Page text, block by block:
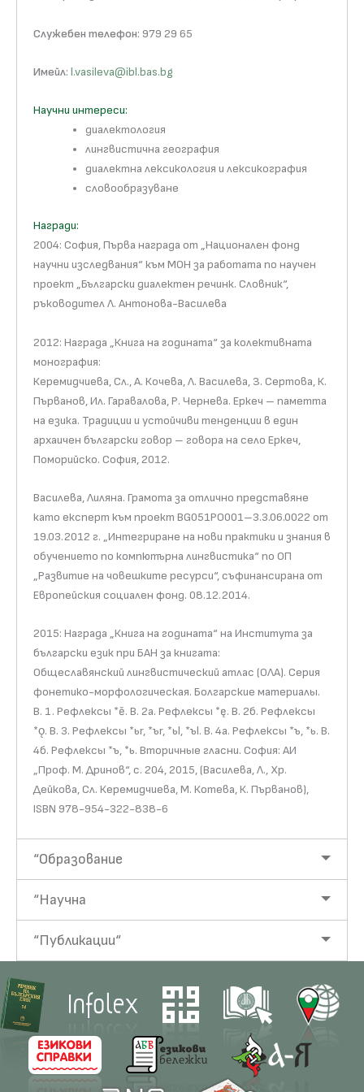
Служебен телефон: 979 29 65
Имейл: l.vasileva@ibl.bas.bg
Научни интереси:
диалектология
лингвистична география
диалектна лексикология и лексикография
словообразуване
Награди:
2004: София, Първа награда от „Национален фонд
научни изследвания“ към МОН за работата по научен
проект „Български диалектен речинк. Словник“,
ръководител Л. Антонова-Василева
2012: Награда „Книга на годината“ за колективната
монография:
Керемидчиева, Сл., А. Кочева, Л. Василева, З. Сертова, К.
Първанов, Ил. Гаравалова, Р. Чернева. Еркеч – паметта
на езика. Традиции и устойчиви тенденции в един
архаичен български говор – говора на село Еркеч,
Поморийско. София, 2012.
Василева, Лиляна. Грамота за отлично представяне
като експерт към проект BG051РО001–3.3.06.0022 от
19.03.2012 г. „Интегриране на нови практики и знания в
обучението по компютърна лингвистика“ по ОП
„Развитие на човешките ресурси“, съфинансирана от
Европейския социален фонд. 08.12.2014.
2015: Награда „Книга на годината“ на Института за
български език при БАН за книгата:
Общеславянский лингвистический атлас (ОЛА). Серия
фонетико-морфологическая. Болгарские материалы.
В. 1. Рефлексы *ě. В. 2а. Рефлексы *ę. В. 2б. Рефлексы
*ǫ. В. 3. Рефлексы *ьr, *ъr, *ьl, *ъl. В. 4а. Рефлексы *ъ, *ь. В.
4б. Рефлексы *ъ, *ь. Вторичные гласни. София: АИ
„Проф. М. Дринов“, с. 204, 2015, (Василева, Л., Хр.
Дейкова, Сл. Керемидчиева, М. Котева, К. Първанов),
ISBN 978-954-322-838-6
“Образование
“Научна
“Публикации“